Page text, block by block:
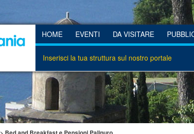
HOME EVENTI DA VISITARE
Inserisci la tua struttura sul nostro portale